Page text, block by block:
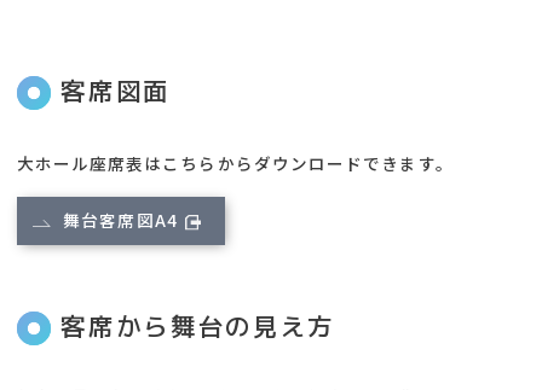
客席図面
大ホール座席表はこちらからダウンロードできます。
舞台客席図A4
客席から舞台の見え方